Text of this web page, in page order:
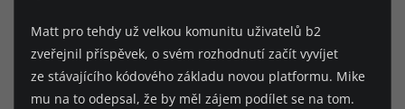
Matt pro tehdy už velkou komunitu uživatelů b2
zveřejnil příspěvek, o svém rozhodnutí začít vyvíjet
ze stávajícího kódového základu novou platformu. Mike
mu na to odepsal, že by měl zájem podílet se na tom.